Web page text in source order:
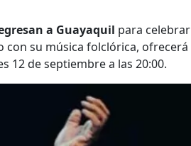
a Guayaquil para celebrar
su música folclórica, ofrecerá
12 de septiembre a las 20:00.